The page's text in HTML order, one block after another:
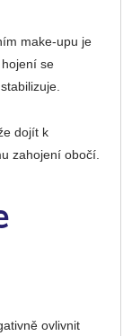
make-upu je
se
dojít k
zahojení obočí.
ovlivnit